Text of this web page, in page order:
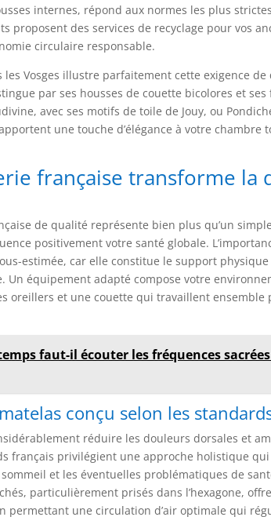
internes, répond aux normes les plus
proposent des services de recyclage pour vos
circulaire responsable.
Vosges illustre parfaitement cette exigence de
par ses housses de couette bicolores et ses
avec ses motifs de toile de Jouy, ou
une touche d’élégance à votre chambre
française transforme la
de qualité représente bien plus qu’un
positivement votre santé globale.
estimée, car elle constitue le support
Un équipement adapté compose votre
oreillers et une couette qui travaillent ensemble
faut-il écouter les fréquences
conçu selon les
réduire les douleurs dorsales et
français privilégient une approche holistique
et les éventuelles problématiques de
particulièrement prisés dans l’hexagone,
permettant une circulation d’air optimale qui